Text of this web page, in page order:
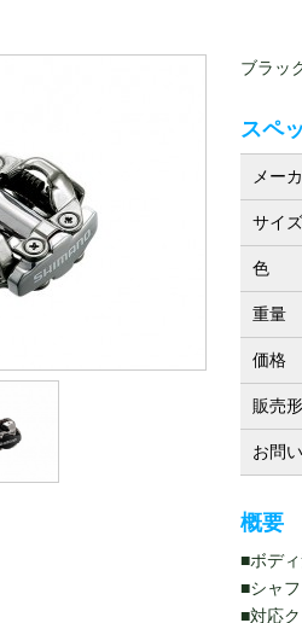
ブラッ
スペ
メー
サイズ
色
重量
価格
販売
お問
概要
■ボデ
■シャ
■対応